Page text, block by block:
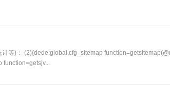
等)： (2){dede:global.cfg_sitemap
function=getsjv...